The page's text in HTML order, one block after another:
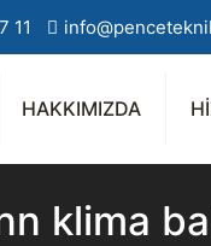
11
HAKKIMIZDA
klima